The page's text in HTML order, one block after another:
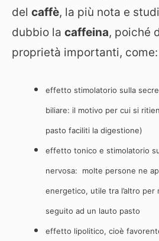
del caffè, la più nota e
dubbio la caffeina, poiché
proprietà importanti, come:
effetto stimolatorio sulla
biliare: il motivo per cui si
pasto faciliti la digestione)
effetto tonico e stimolatorio
nervosa: molte persone ne
energetico, utile tra l’altro per
seguito ad un lauto pasto
effetto lipolitico, cioè